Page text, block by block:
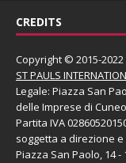
CREDITS
Copyright © 2015-
ST PAULS
Legale: Piazza San
delle Imprese di
Partita IVA
soggetta a direzione
Piazza San Paolo, 14 -